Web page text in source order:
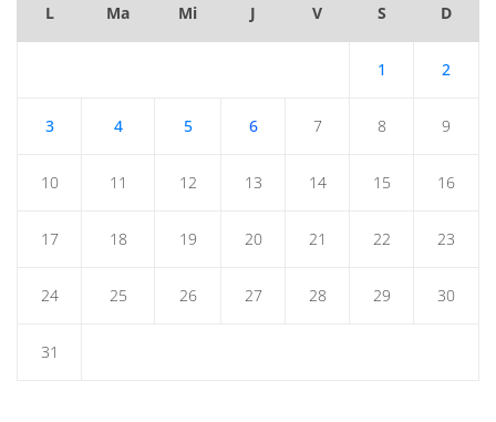
L Ma Mi J V S D
1 2
3 4 5 6 7 8 9
10 11 12 13 14 15 16
17 18 19 20 21 22 23
24 25 26 27 28 29 30
31